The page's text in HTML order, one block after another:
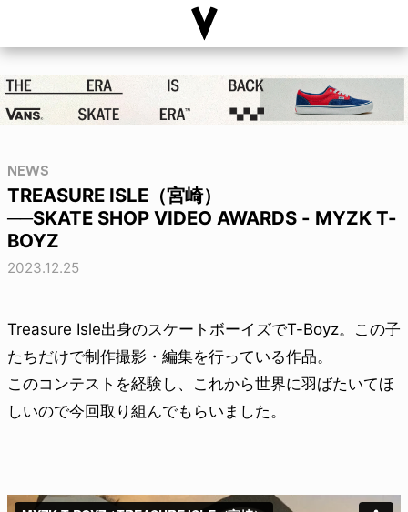
NEWS
TREASURE ISLE（宮崎）
──SKATE SHOP VIDEO AWARDS - MYZK T-
BOYZ
2023.12.25
Treasure Isle出身のスケートボーイズでT-Boyz。この子
たちだけで制作撮影・編集を行っている作品。
このコンテストを経験し、これから世界に羽ばたいてほ
しいので今回取り組んでもらいました。